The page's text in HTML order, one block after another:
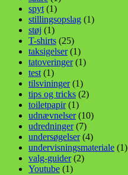
spyt (1)
stillingsopslag (1)
støj (1)
T-shirts (25)
taksigelser(1)
tatoveringer(1)
test (1)
tilsvininger(1)
tips og tricks (2)
toiletpapir(1)
udnævnelser(10)
udredninger(7)
undersøgelser(4)
undervisningsmateriale (1)
valg-guider(2)
Youtube (1)